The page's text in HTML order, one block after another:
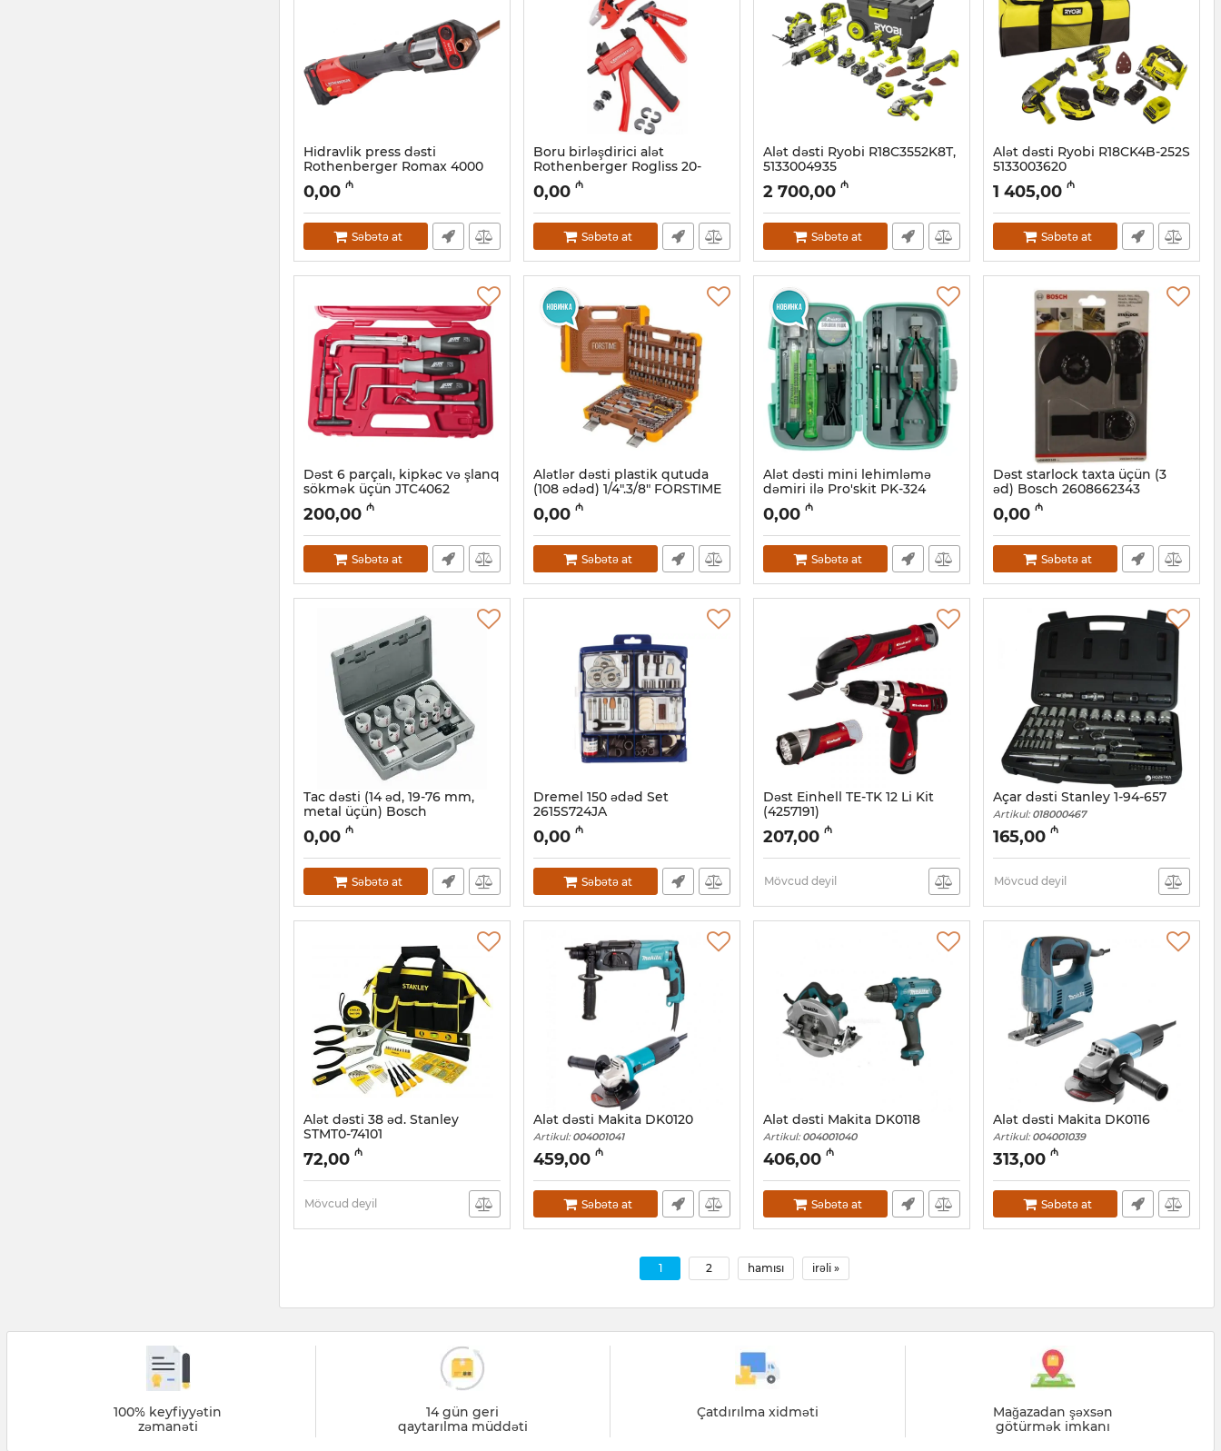
Hidravlik press dəsti
Rothenberger Romax 4000
Basic 1000001840
Artikul:
0,00 ₼
Səbətə at
Boru birləşdirici alət
Rothenberger Rogliss 20-
1000001094
Artikul:
0,00 ₼
Səbətə at
Alət dəsti Ryobi R18C3552K8T,
5133004935
Artikul: 012001025
2 700,00 ₼
Səbətə at
Alət dəsti Ryobi R18CK4B-252S
5133003620
Artikul: 012001024
1 405,00 ₼
Səbətə at
Dəst 6 parçalı, kipkəc və şlanq
sökmək üçün JTC4062
Artikul: 018000516
200,00 ₼
Səbətə at
Alətlər dəsti plastik qutuda
(108 ədəd) 1/4".3/8" FORSTIME
FT-41082-5DS-м
Artikul:
0,00 ₼
Səbətə at
Alət dəsti mini lehimləmə
dəmiri ilə Pro'skit PK-324
Artikul: 027001070
0,00 ₼
Səbətə at
Dəst starlock taxta üçün (3
əd) Bosch 2608662343
Artikul: 018000511
0,00 ₼
Səbətə at
Tac dəsti (14 əd, 19-76 mm,
metal üçün) Bosch
2608584667
Artikul:
0,00 ₼
Səbətə at
Dremel 150 ədəd Set
2615S724JA
Artikul: 018000492
0,00 ₼
Səbətə at
Dəst Einhell TE-TK 12 Li Kit
(4257191)
Artikul: 018000482
207,00 ₼
Mövcud deyil
Açar dəsti Stanley 1-94-657
Artikul: 018000467
165,00 ₼
Mövcud deyil
Alət dəsti 38 əd. Stanley
STMT0-74101
Artikul: 018000454
72,00 ₼
Mövcud deyil
Alət dəsti Makita DK0120
Artikul: 004001041
459,00 ₼
Səbətə at
Alət dəsti Makita DK0118
Artikul: 004001040
406,00 ₼
Səbətə at
Alət dəsti Makita DK0116
Artikul: 004001039
313,00 ₼
Səbətə at
1 2 hamısı irəli »
100% keyfiyyətin
zəmanəti
14 gün geri
qaytarılma müddəti
Çatdırılma xidməti
Mağazadan şəxsən
götürmək imkanı